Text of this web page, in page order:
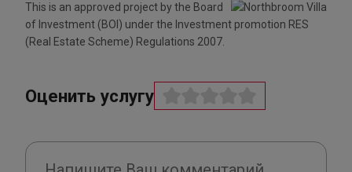
This is an approved project by the Board
of Investment (BOI) under the Investment promotion RES
(Real Estate Scheme) Regulations 2007.
Оценить услугу